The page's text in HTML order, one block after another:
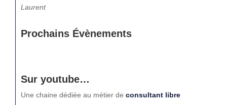
Laurent
Prochains Évènements
Sur youtube…
Une chaine dédiée au métier de consultant libre